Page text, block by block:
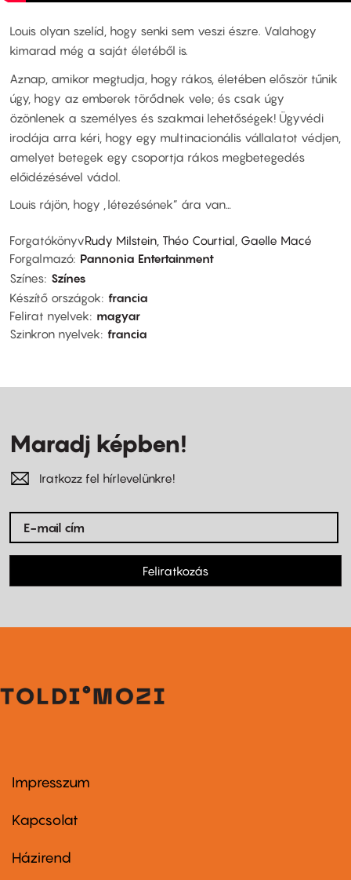
Louis olyan szelíd, hogy senki sem veszi észre. Valahogy
kimarad még a saját életéből is.
Aznap, amikor megtudja, hogy rákos, életében először tűnik
úgy, hogy az emberek törődnek vele; és csak úgy
özönlenek a személyes és szakmai lehetőségek! Ügyvédi
irodája arra kéri, hogy egy multinacionális vállalatot védjen,
amelyet betegek egy csoportja rákos megbetegedés
előidézésével vádol.
Louis rájön, hogy „létezésének” ára van…
ForgatókönyvRudy Milstein, Théo Courtial, Gaelle Macé
Forgalmazó Pannonia Entertainment
Színes Színes
Készítő országok francia
Felirat nyelvek
magyar
Szinkron nyelvek francia
Maradj képben!
Iratkozz fel hírlevelünkre!
Feliratkozás
Footer
first
Impresszum
Kapcsolat
Footer
Házirend